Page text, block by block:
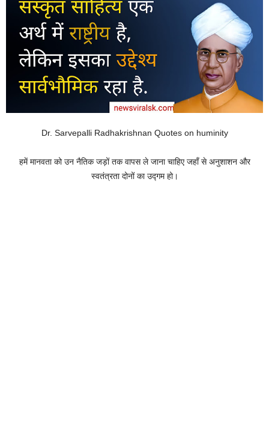
Dr. Sarvepalli Radhakrishnan Quotes on huminity
हमें मानवता को उन नैतिक जड़ों तक वापस ले जाना चाहिए जहाँ से अनुशाशन और
स्वतंत्रता दोनों का उद्गम हो।